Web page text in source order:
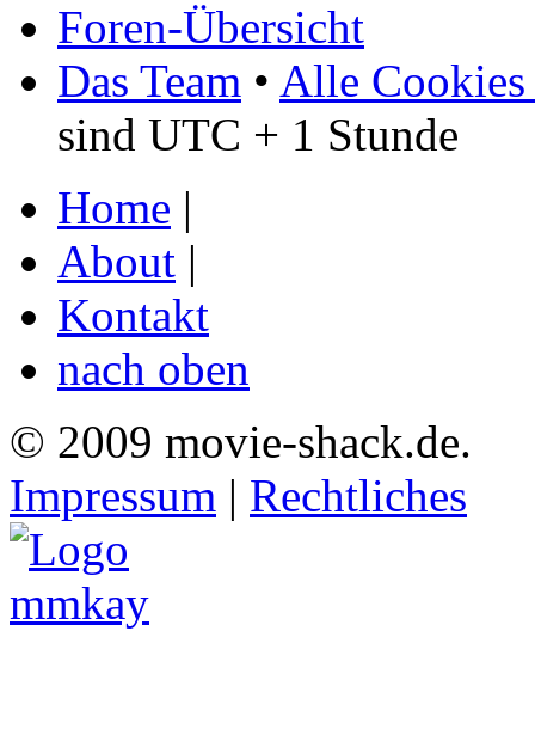
Foren-Übersicht
Das Team • Alle Cookies
sind UTC + 1 Stunde
Home |
About |
Kontakt
nach oben
© 2009 movie-shack.de.
Impressum | Rechtliches